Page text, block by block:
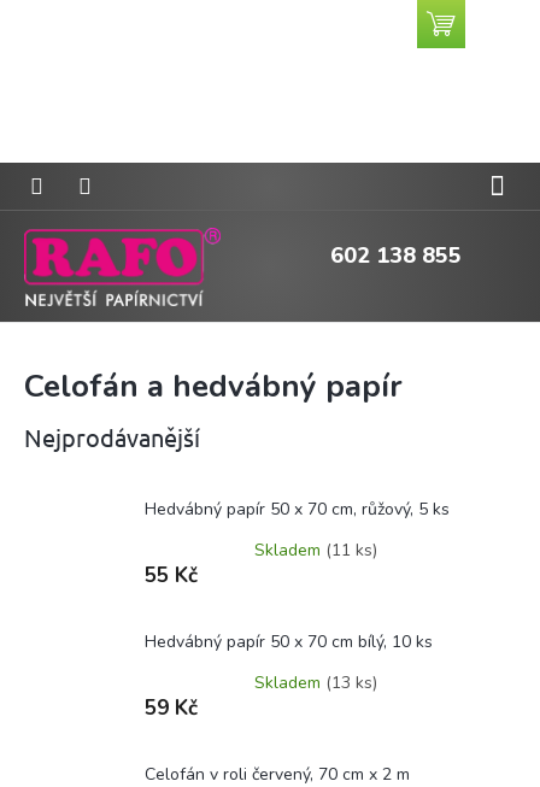
602 138 855
Nákupní
košík
Celofán a hedvábný papír
Nejprodávanější
Hedvábný papír 50 x 70 cm, růžový, 5 ks
Skladem (11 ks)
55 Kč
Hedvábný papír 50 x 70 cm bílý, 10 ks
Skladem (13 ks)
59 Kč
Celofán v roli červený, 70 cm x 2 m